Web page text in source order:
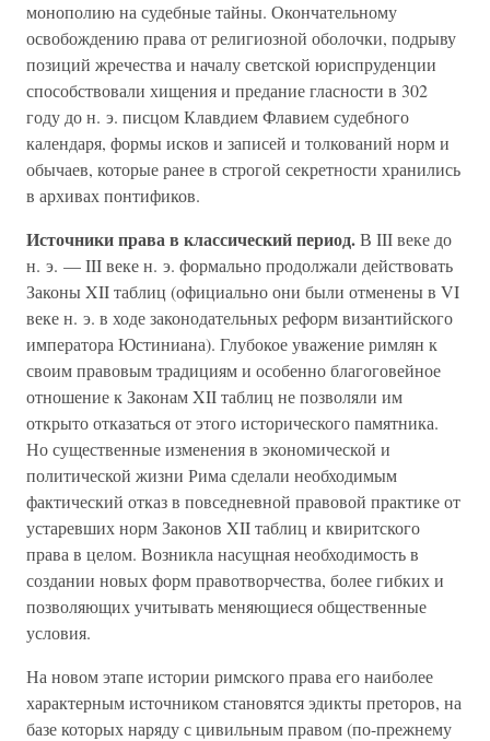
монополию на судебные тайны. Окончательному
освобождению права от религиозной оболочки, подрыву
позиций жречества и началу светской юриспруденции
способствовали хищения и предание гласности в 302
году до н. э. писцом Клавдием Флавием судебного
календаря, формы исков и записей и толкований норм и
обычаев, которые ранее в строгой секретности хранились
в архивах понтификов.
Источники права в классический период.В III веке до
н. э. — III веке н. э. формально продолжали действовать
Законы XII таблиц (официально они были отменены в VI
веке н. э. в ходе законодательных реформ византийского
императора Юстиниана). Глубокое уважение римлян к
своим правовым традициям и особенно благоговейное
отношение к Законам XII таблиц не позволяли им
открыто отказаться от этого исторического памятника.
Но существенные изменения в экономической и
политической жизни Рима сделали необходимым
фактический отказ в повседневной правовой практике от
устаревших норм Законов XII таблиц и квиритского
права в целом. Возникла насущная необходимость в
создании новых форм правотворчества, более гибких и
позволяющих учитывать меняющиеся общественные
условия.
На новом этапе истории римского права его наиболее
характерным источником становятся эдикты преторов, на
базе которых наряду с цивильным правом (по-прежнему